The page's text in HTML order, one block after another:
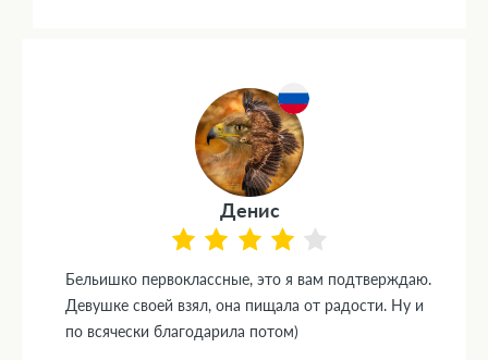
Денис
Бельишко первоклассные, это я вам подтверждаю.
Девушке своей взял, она пищала от радости. Ну и
по всячески благодарила потом)